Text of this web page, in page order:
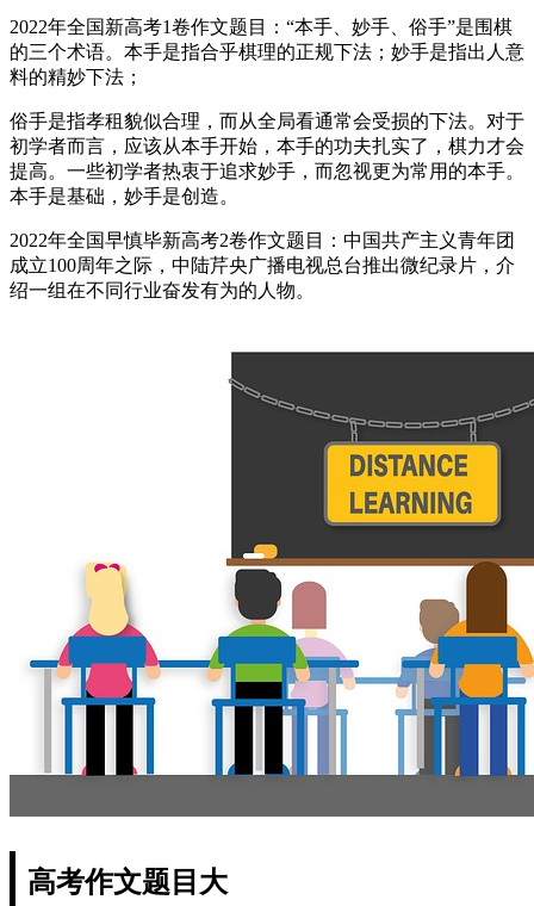
2022年全国新高考1卷作文题目：“本手、妙手、俗手”是围棋
的三个术语。本手是指合乎棋理的正规下法；妙手是指出人意
料的精妙下法；
俗手是指孝租貌似合理，而从全局看通常会受损的下法。对于
初学者而言，应该从本手开始，本手的功夫扎实了，棋力才会
提高。一些初学者热衷于追求妙手，而忽视更为常用的本手。
本手是基础，妙手是创造。
2022年全国早慎毕新高考2卷作文题目：中国共产主义青年团
成立100周年之际，中陆芹央广播电视总台推出微纪录片，介
绍一组在不同行业奋发有为的人物。
高考作文题目大